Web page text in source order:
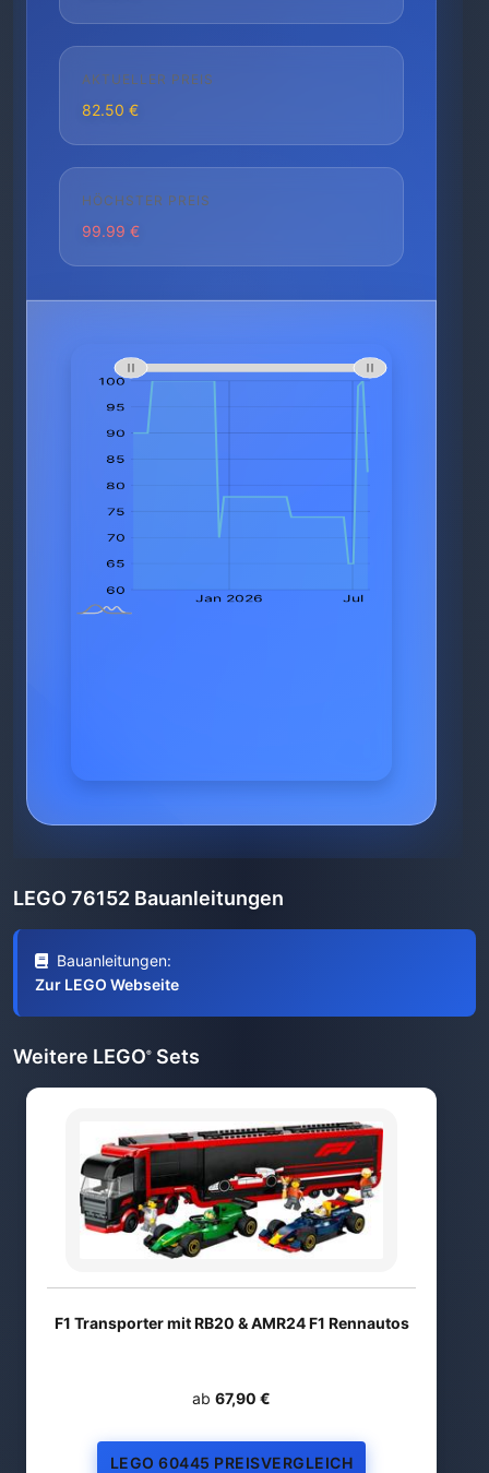
AKTUELLER PREIS
82.50 €
HÖCHSTER PREIS
99.99 €
LEGO 76152 Bauanleitungen
Bauanleitungen:
Zur LEGO Webseite
Weitere LEGO® Sets
F1 Transporter mit RB20 & AMR24 F1 Rennautos
ab 67,90 €
LEGO 60445 PREISVERGLEICH